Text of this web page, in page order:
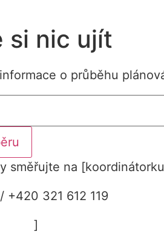
si nic ujít
o průběhu
směřujte na
+420 321 612 119
]